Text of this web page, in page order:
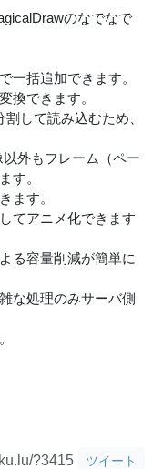
のなでなで
一括追加できます。
換できます。
して読み込むため、
外もフレーム（ペー
す。
ます。
てアニメ化できます
る容量削減が簡単に
な処理のみサーバ側
?3415 ツイート